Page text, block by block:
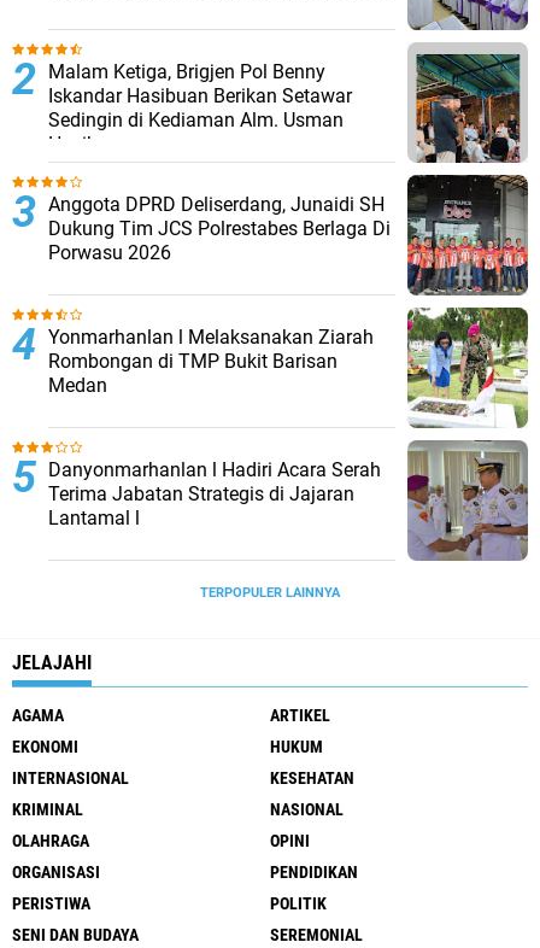
Malam Ketiga, Brigjen Pol Benny
Iskandar Hasibuan Berikan Setawar
Sedingin di Kediaman Alm. Usman
Hasibuan
Anggota DPRD Deliserdang, Junaidi SH
Dukung Tim JCS Polrestabes Berlaga Di
Porwasu 2026
Yonmarhanlan l Melaksanakan Ziarah
Rombongan di TMP Bukit Barisan
Medan
Danyonmarhanlan l Hadiri Acara Serah
Terima Jabatan Strategis di Jajaran
Lantamal l
TERPOPULER LAINNYA
JELAJAHI
AGAMA
ARTIKEL
EKONOMI
HUKUM
INTERNASIONAL
KESEHATAN
KRIMINAL
NASIONAL
OLAHRAGA
OPINI
ORGANISASI
PENDIDIKAN
PERISTIWA
POLITIK
SENI DAN BUDAYA
SEREMONIAL